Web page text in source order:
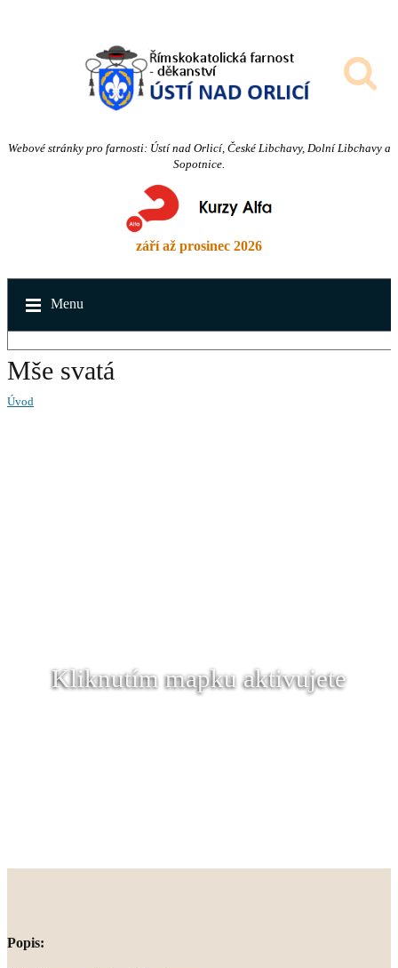
Webové stránky pro farnosti: Ústí nad Orlicí, České Libchavy, Dolní Libchavy a
Sopotnice.
září až prosinec 2026
Menu
Mše svatá
Úvod
Kliknutím mapku aktivujete
Popis: